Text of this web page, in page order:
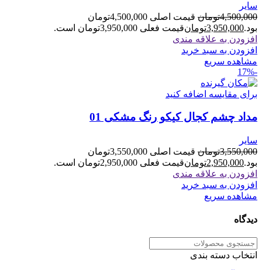
سایر
4,500,000تومان
قیمت اصلی 4,500,000تومان
بود.3,950,000تومانقیمت فعلی 3,950,000تومان است.
افزودن به علاقه مندی
افزودن به سبد خرید
مشاهده سریع
-17%
برای مقایسه اضافه کنید
مداد چشم کجال کیکو رنگ مشکی 01
سایر
3,550,000تومان
قیمت اصلی 3,550,000تومان
بود.2,950,000تومانقیمت فعلی 2,950,000تومان است.
افزودن به علاقه مندی
افزودن به سبد خرید
مشاهده سریع
دیدگاه
انتخاب دسته بندی